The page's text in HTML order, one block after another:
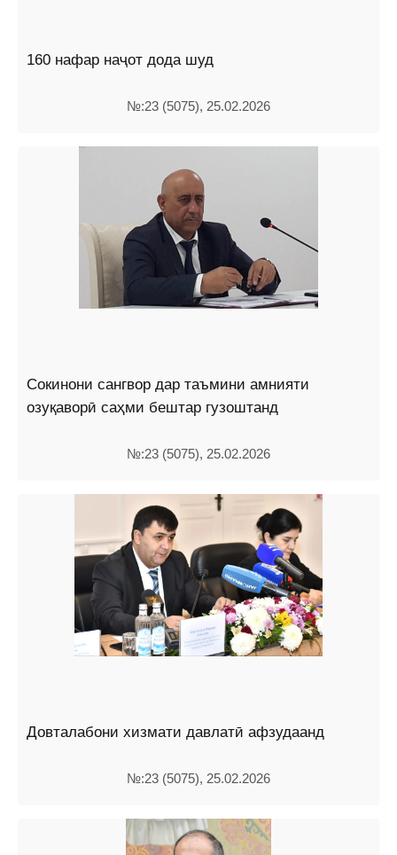
160 нафар наҷот дода шуд
№:23 (5075), 25.02.2026
Сокинони сангвор дар таъмини амнияти
озуқаворӣ саҳми бештар гузоштанд
№:23 (5075), 25.02.2026
Довталабони хизмати давлатӣ афзудаанд
№:23 (5075), 25.02.2026